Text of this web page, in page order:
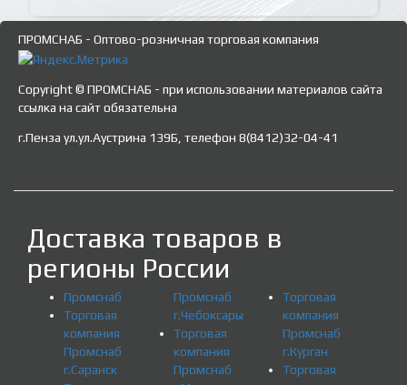
ПРОМСНАБ - Оптово-розничная торговая компания
Copyright © ПРОМСНАБ - при использовании материалов сайта
ссылка на сайт обязательна
г.Пенза ул.ул.Аустрина 139Б, телефон 8(8412)32-04-41
Доставка товаров в
регионы России
Промснаб
Торговая
компания
Промснаб
г.Саранск
Промснаб
г.Чебоксары
Торговая
компания
Промснаб
Торговая
компания
Промснаб
г.Курган
Торговая